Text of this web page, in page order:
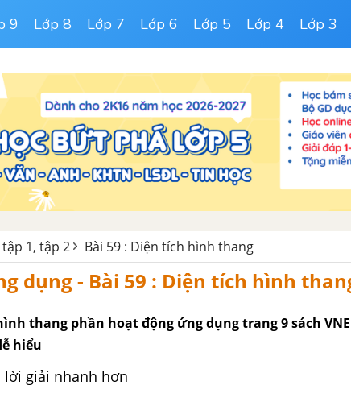
9 Lớp 8 Lớp 7 Lớp 6 Lớp 5 Lớp 4 Lớp 3
tập 1, tập 2 Bài 59 : Diện tích hình thang
dụng - Bài 59 : Diện tích hình
thang phần hoạt động ứng dụng trang 9 sách
hiểu
lời giải nhanh hơn